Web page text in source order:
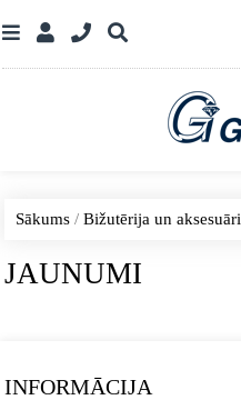
Sākums /Bižutērija un aksesuāri
JAUNUMI
INFORMĀCIJA